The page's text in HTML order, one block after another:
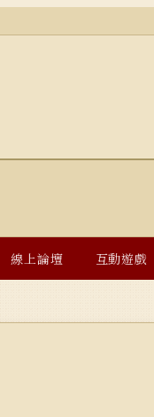
線上論壇 互動遊戲